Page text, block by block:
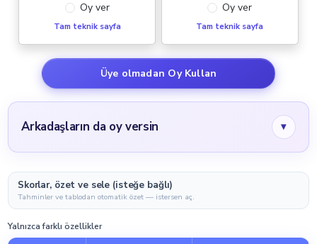
Oy ver
Tam teknik sayfa
Oy ver
Tam teknik sayfa
Üye olmadan Oy Kullan
Arkadaşların da oy versin ▾
Skorlar, özet ve sele (isteğe bağlı)
Tahminler ve tablodan otomatik özet — istersen aç.
Yalnızca farklı özellikler